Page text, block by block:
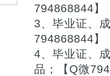
794868844】
3、毕业证、
794868844】
4、毕业证、
品；【Q微